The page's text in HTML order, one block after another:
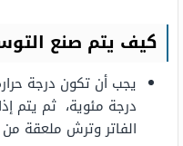
كيف يتم صنع
درجة مئوية، ثم يتم
الفاتر وترش ملعقة